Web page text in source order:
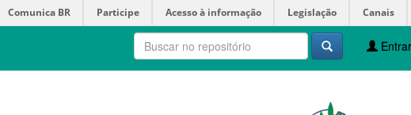
Comunica BR Participe Acesso à informação Legislação Canais